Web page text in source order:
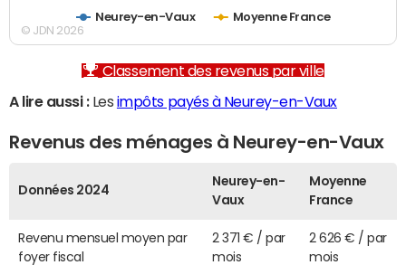
Neurey-en-Vaux Moyenne France
© JDN 2026
Classement des revenus par ville
A lire aussi :Les impôts payés à Neurey-en-Vaux
Revenus des ménages à Neurey-en-Vaux
Données 2024
Neurey-en-
Vaux
Moyenne
France
Revenu mensuel moyen par
foyer fiscal
2 371 € / par
mois
2 626 € / par
mois